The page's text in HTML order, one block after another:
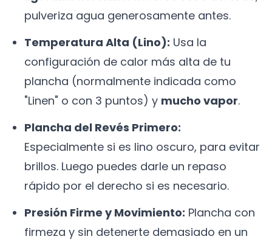
pulveriza agua generosamente antes.
Temperatura Alta (Lino): Usa la
configuración de calor más alta de tu
plancha (normalmente indicada como
"Linen" o con 3 puntos) y mucho vapor.
Plancha del Revés Primero:
Especialmente si es lino oscuro, para evitar
brillos. Luego puedes darle un repaso
rápido por el derecho si es necesario.
Presión Firme y Movimiento: Plancha con
firmeza y sin detenerte demasiado en un